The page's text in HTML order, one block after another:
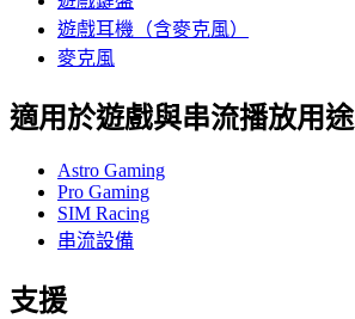
遊戲耳機（含麥克風）
麥克風
適用於遊戲與串流播放用途
Astro Gaming
Pro Gaming
SIM Racing
串流設備
支援